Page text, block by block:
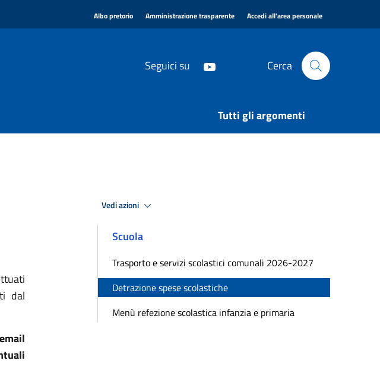
Albo pretorio Amministrazione trasparente Accedi all'area personale
Seguici su Cerca
Tutti gli argomenti
dal
Vedi azioni
Scuola
Trasporto e servizi scolastici comunali 2026-2027
Detrazione spese scolastiche
Menù refezione scolastica infanzia e primaria